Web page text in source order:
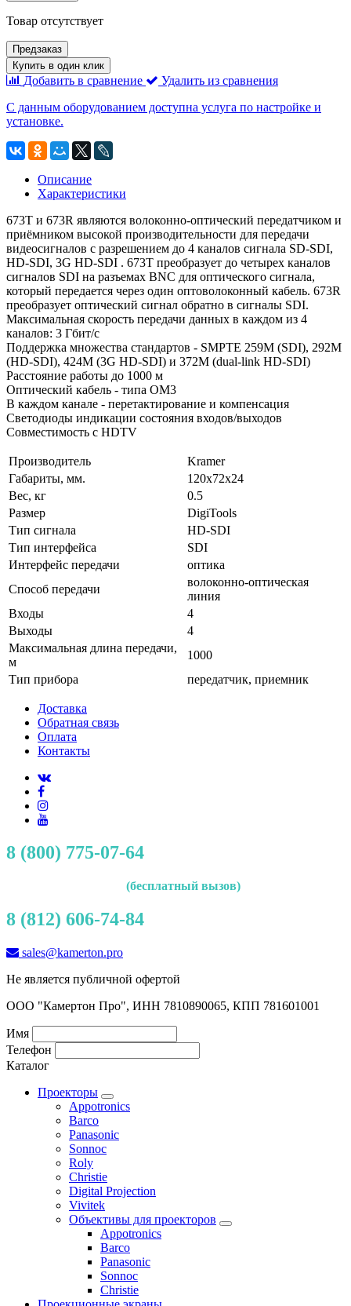
Товар отсутствует
Предзаказ
Купить в один клик
Добавить в сравнение
Удалить из сравнения
С данным оборудованием доступна услуга по настройке и
установке.
Описание
Характеристики
673T и 673R являются волоконно-оптический передатчиком и
приёмником высокой производительности для передачи
видеосигналов с разрешением до 4 каналов сигнала SD-SDI,
HD-SDI, 3G HD-SDI . 673T преобразует до четырех каналов
сигналов SDI на разъемах BNC для оптического сигнала,
который передается через один оптоволоконный кабель. 673R
преобразует оптический сигнал обратно в сигналы SDI.
Максимальная скорость передачи данных в каждом из 4
каналов: 3 Гбит/с
Поддержка множества стандартов - SMPTE 259M (SDI), 292M
(HD-SDI), 424M (3G HD-SDI) и 372M (dual-link HD-SDI)
Расстояние работы до 1000 м
Оптический кабель - типа ОМ3
В каждом канале - перетактирование и компенсация
Светодиоды индикации состояния входов/выходов
Совместимость с HDTV
Производитель
Kramer
Габариты, мм.
120x72x24
Вес, кг
0.5
Размер
DigiTools
Тип сигнала
HD-SDI
Тип интерфейса
SDI
Интерфейс передачи
оптика
Способ передачи
волоконно-оптическая
линия
Входы
4
Выходы
4
Максимальная длина передачи,
м
1000
Тип прибора
передатчик, приемник
Доставка
Обратная связь
Оплата
Контакты
8 (800) 775-07-64
(бесплатный вызов)
8 (812) 606-74-84
sales@kamerton.pro
Не является публичной офертой
ООО "Камертон Про", ИНН 7810890065, КПП 781601001
Имя
Телефон
Каталог
Проекторы
Appotronics
Barco
Panasonic
Sonnoc
Roly
Christie
Digital Projection
Vivitek
Объективы для проекторов
Appotronics
Barco
Panasonic
Sonnoc
Сhristie